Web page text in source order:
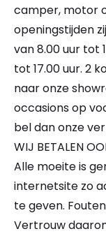
camper, motor
openingstijden
van 8.00 uur tot
tot 17.00 uur. 2
naar onze
occasions op
bel dan onze
WIJ BETALEN
Alle moeite is
internetsite zo
te geven.
Vertrouw